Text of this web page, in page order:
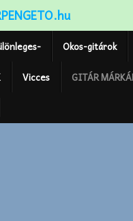
Okos-gitárok
Vicces GITÁR